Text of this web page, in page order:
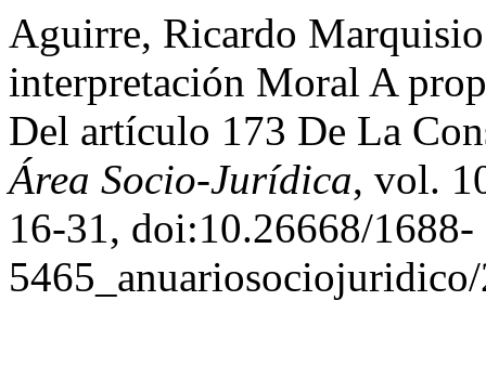
Aguirre, Ricardo
interpretación Moral A
Del artículo 173 De La
Área Socio-Jurídica, vol.
16-31, doi:10.26668/1688-